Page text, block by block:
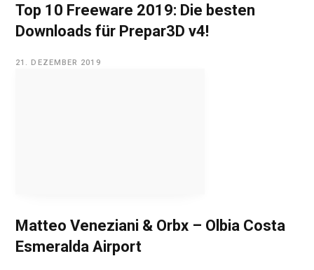
Top 10 Freeware 2019: Die besten
Downloads für Prepar3D v4!
21. DEZEMBER 2019
Matteo Veneziani & Orbx – Olbia Costa
Esmeralda Airport